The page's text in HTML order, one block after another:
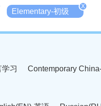
Elementary-初级
X
习 Contemporary